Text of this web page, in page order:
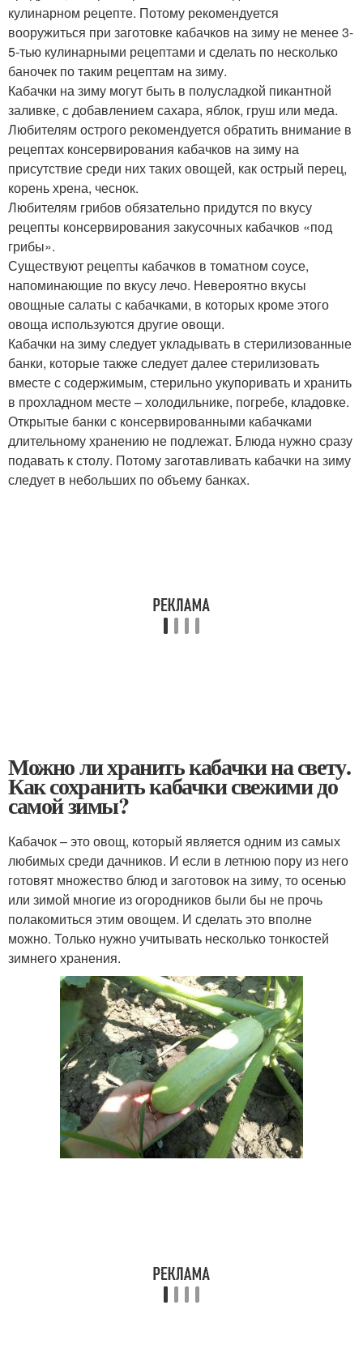
кулинарном рецепте. Потому рекомендуется
вооружиться при заготовке кабачков на зиму не менее 3-
5-тью кулинарными рецептами и сделать по несколько
баночек по таким рецептам на зиму.
Кабачки на зиму могут быть в полусладкой пикантной
заливке, с добавлением сахара, яблок, груш или меда.
Любителям острого рекомендуется обратить внимание в
рецептах консервирования кабачков на зиму на
присутствие среди них таких овощей, как острый перец,
корень хрена, чеснок.
Любителям грибов обязательно придутся по вкусу
рецепты консервирования закусочных кабачков «под
грибы».
Существуют рецепты кабачков в томатном соусе,
напоминающие по вкусу лечо. Невероятно вкусы
овощные салаты с кабачками, в которых кроме этого
овоща используются другие овощи.
Кабачки на зиму следует укладывать в стерилизованные
банки, которые также следует далее стерилизовать
вместе с содержимым, стерильно укупоривать и хранить
в прохладном месте – холодильнике, погребе, кладовке.
Открытые банки с консервированными кабачками
длительному хранению не подлежат. Блюда нужно сразу
подавать к столу. Потому заготавливать кабачки на зиму
следует в небольших по объему банках.
Можно ли хранить кабачки на свету.
Как сохранить кабачки свежими до
самой зимы?
Кабачок – это овощ, который является одним из самых
любимых среди дачников. И если в летнюю пору из него
готовят множество блюд и заготовок на зиму, то осенью
или зимой многие из огородников были бы не прочь
полакомиться этим овощем. И сделать это вполне
можно. Только нужно учитывать несколько тонкостей
зимнего хранения.